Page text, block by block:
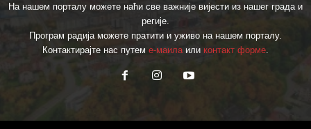
На нашем порталу можете наћи све важније вијести из нашег града и
регије.
Програм радија можете пратити и уживо на нашем порталу.
Контактирајте нас путем е-маилаили контакт форме.